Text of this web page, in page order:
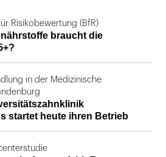
Risikobewertung (BfR)
braucht die
in der Medizinische
startet heute ihren Betrieb